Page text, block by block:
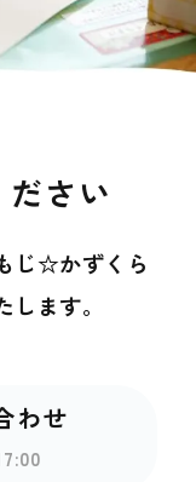
さい
じ☆かずくら
します。
わせ